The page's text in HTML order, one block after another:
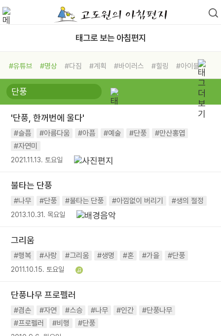
태그로 보는 아침편지
#유튜브 #명상 #다짐 #계획 #바이러스 #힐링
#아이들
#비전캠프
#독서캠프 #삶
#희망
#나눔 #친구 #링컨학교
#독서
#건강 #면역력
'단풍, 한꺼번에 울다'
#슬픔 #아름다움 #아픔 #예술 #단풍
#만산홍엽
#자연미
2021.11.13. 토요일
불타는 단풍
#나무 #단풍 #불타는 단풍 #아낌없이 버리기 #생의 절정
2013.10.31. 목요일
그리움
#행복 #사랑 #그리움 #생명 #혼 #가을 #단풍
2011.10.15. 토요일
단풍나무 프로펠러
#겸손 #자연 #스승 #나무 #인간
#단풍나무
#프로펠러
#비행 #단풍